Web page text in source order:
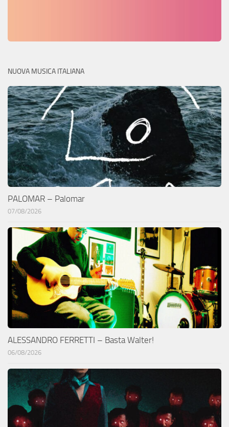
NUOVA MUSICA ITALIANA
PALOMAR – Palomar
07/08/2026
ALESSANDRO FERRETTI – Basta Walter!
06/08/2026